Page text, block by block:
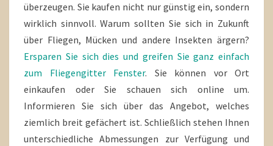
überzeugen. Sie kaufen nicht nur günstig ein, sondern
wirklich sinnvoll. Warum sollten Sie sich in Zukunft
über Fliegen, Mücken und andere Insekten ärgern?
Ersparen Sie sich dies und greifen Sie ganz einfach
zum Fliegengitter Fenster. Sie können vor Ort
einkaufen oder Sie schauen sich online um.
Informieren Sie sich über das Angebot, welches
ziemlich breit gefächert ist. Schließlich stehen Ihnen
unterschiedliche Abmessungen zur Verfügung und